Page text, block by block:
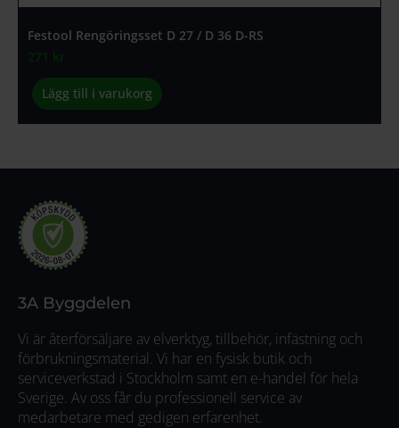
Festool Rengöringsset D 27 / D 36 D-RS
271 kr
Lägg till i varukorg
3A Byggdelen
Vi är återförsäljare av elverktyg, tillbehör, infästning och
förbrukningsmaterial. Vi har en fysisk butik och
serviceverkstad i Stockholm samt en e-handel för hela
Sverige. Av oss får du professionell service av
medarbetare med gedigen erfarenhet.